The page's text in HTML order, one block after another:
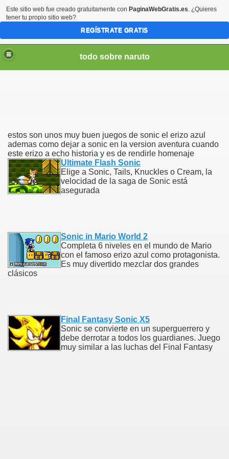
todo sobre naruto
estos son unos muy buen juegos de sonic el erizo azul
ademas como dejar a sonic en la version aventura cuando
este erizo a echo historia y es de rendirle homenaje
Ultimate Flash Sonic
Elige a Sonic, Tails, Knuckles o Cream, la
velocidad de la saga de Sonic está
asegurada
Sonic in Mario World 2
Completa 6 niveles en el mundo de Mario
con el famoso erizo azul como protagonista.
Es muy divertido mezclar dos grandes
clásicos
Final Fantasy Sonic X5
Sonic se convierte en un superguerrero y
debe derrotar a todos los guardianes. Juego
muy similar a las luchas del Final Fantasy
Este sitio web fue creado gratuitamente con PaginaWebGratis.es. ¿Quieres
tener tu propio sitio web?
REGÍSTRATE GRATIS